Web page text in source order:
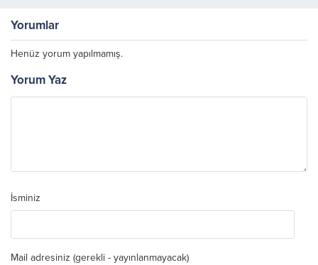
Yorumlar
Henüz yorum yapılmamış.
Yorum Yaz
İsminiz
Mail adresiniz (gerekli - yayınlanmayacak)